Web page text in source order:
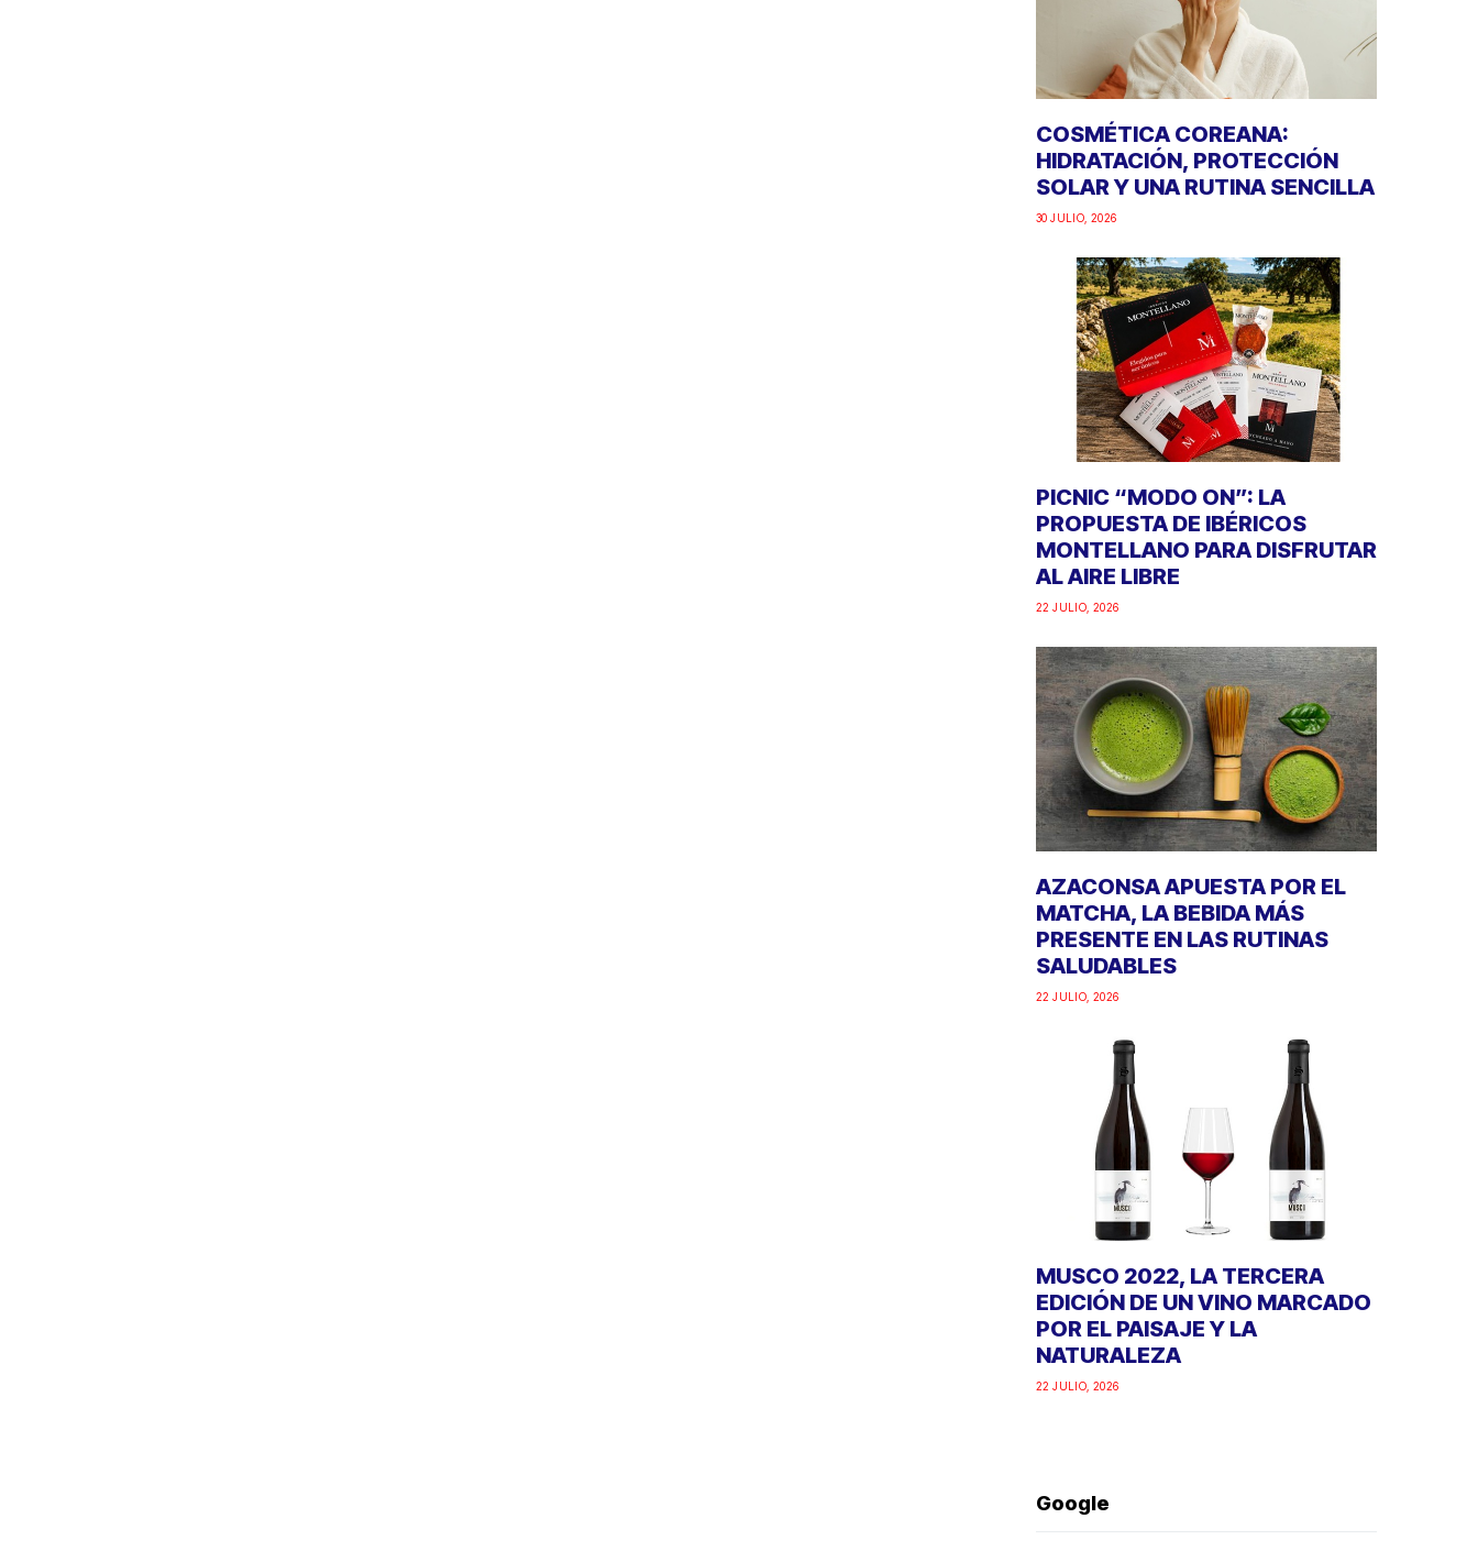
COSMÉTICA COREANA:
HIDRATACIÓN, PROTECCIÓN
SOLAR Y UNA RUTINA SENCILLA
30 JULIO, 2026
PICNIC “MODO ON”: LA
PROPUESTA DE IBÉRICOS
MONTELLANO PARA DISFRUTAR
AL AIRE LIBRE
22 JULIO, 2026
AZACONSA APUESTA POR EL
MATCHA, LA BEBIDA MÁS
PRESENTE EN LAS RUTINAS
SALUDABLES
22 JULIO, 2026
MUSCO 2022, LA TERCERA
EDICIÓN DE UN VINO MARCADO
POR EL PAISAJE Y LA
NATURALEZA
22 JULIO, 2026
Google